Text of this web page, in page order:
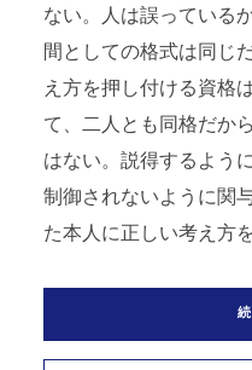
ない。人は誤っている
間としての格式は同じ
え方を押し付ける資格
て、二人とも同格だか
はない。説得するよう
制御されないように関
た本人に正しい考え方